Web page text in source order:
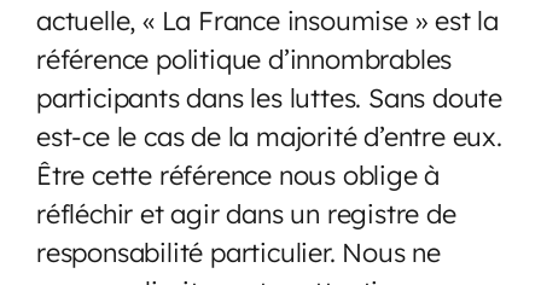
actuelle, « La France insoumise » est la
référence politique d’innombrables
participants dans les luttes. Sans doute
est-ce le cas de la majorité d’entre eux.
Être cette référence nous oblige à
réfléchir et agir dans un registre de
responsabilité particulier. Nous ne